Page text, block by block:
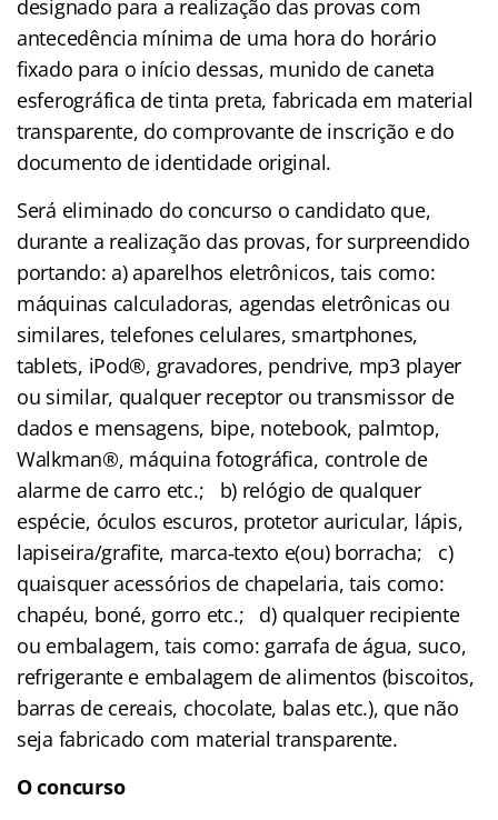
designado para a realização das provas com
antecedência mínima de uma hora do horário
fixado para o início dessas, munido de caneta
esferográfica de tinta preta, fabricada em material
transparente, do comprovante de inscrição e do
documento de identidade original.
Será eliminado do concurso o candidato que,
durante a realização das provas, for surpreendido
portando: a) aparelhos eletrônicos, tais como:
máquinas calculadoras, agendas eletrônicas ou
similares, telefones celulares, smartphones,
tablets, iPod®, gravadores, pendrive, mp3 player
ou similar, qualquer receptor ou transmissor de
dados e mensagens, bipe, notebook, palmtop,
Walkman®, máquina fotográfica, controle de
alarme de carro etc.; b) relógio de qualquer
espécie, óculos escuros, protetor auricular, lápis,
lapiseira/grafite, marca‐texto e(ou) borracha; c)
quaisquer acessórios de chapelaria, tais como:
chapéu, boné, gorro etc.; d) qualquer recipiente
ou embalagem, tais como: garrafa de água, suco,
refrigerante e embalagem de alimentos (biscoitos,
barras de cereais, chocolate, balas etc.), que não
seja fabricado com material transparente.
O concurso